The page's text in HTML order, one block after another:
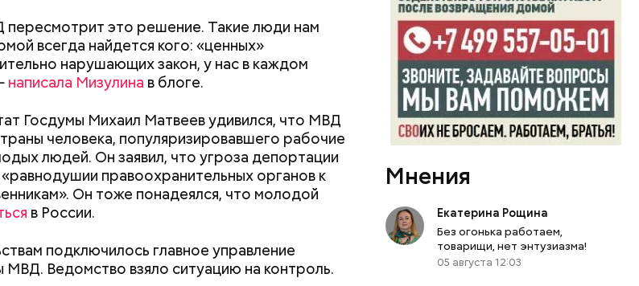
это решение. Такие люди нам
всегда найдется кого: «ценных»
нарушающих закон, у нас в каждом
написала Мизулина в блоге.
Госдумы Михаил Матвеев удивился, что МВД
человека, популяризировавшего рабочие
людей. Он заявил, что угроза депортации
правоохранительных органов к
Он тоже понадеялся, что молодой
в России.
подключилось главное управление
Ведомство взяло ситуацию на контроль.
Мнения
Екатерина Рощина
Без огонька работаем,
товарищи, нет энтузиазма!
05 августа 12:03